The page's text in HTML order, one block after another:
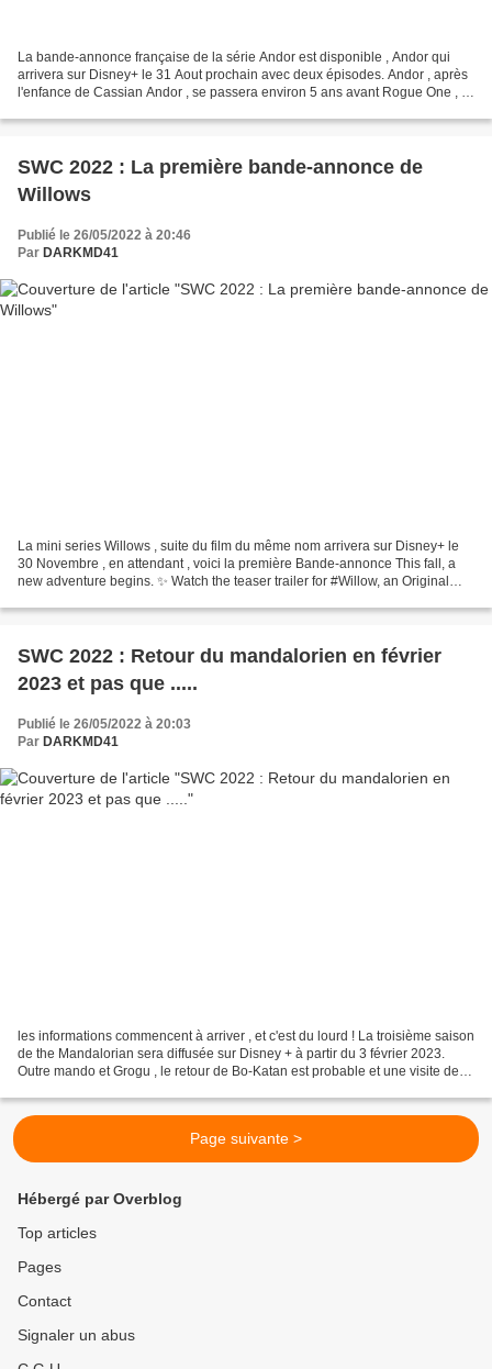
La bande-annonce française de la série Andor est disponible , Andor qui
arrivera sur Disney+ le 31 Aout prochain avec deux épisodes. Andor , après
l'enfance de Cassian Andor , se passera environ 5 ans avant Rogue One , et
SWC 2022 : La première bande-annonce de
Willows
Publié le 26/05/2022 à 20:46
Par DARKMD41
La mini series Willows , suite du film du même nom arrivera sur Disney+ le
30 Novembre , en attendant , voici la première Bande-annonce This fall, a
new adventure begins. ✨ Watch the teaser trailer for #Willow, an Original
SWC 2022 : Retour du mandalorien en février
2023 et pas que .....
Publié le 26/05/2022 à 20:03
Par DARKMD41
les informations commencent à arriver , et c'est du lourd ! La troisième saison
de the Mandalorian sera diffusée sur Disney + à partir du 3 février 2023.
Outre mando et Grogu , le retour de Bo-Katan est probable et une visite de
Page suivante >
Hébergé par Overblog
Top articles
Pages
Contact
Signaler un abus